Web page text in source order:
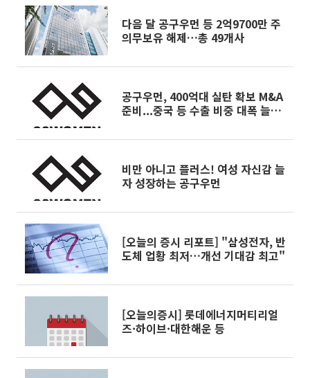
다음 달 공구우먼 등 2억9700만 주
의무보유 해제…총 49개사
공구우먼, 400억대 실탄 확보 M&A
준비...중국 등 수출 비중 대폭 늘린
비만 아니고 플러스! 여성 자신감 늘
자 성장하는 공구우먼
[오늘의 증시 리포트] "삼성전자, 반
도체 업황 최저…개선 기대감 최고"
[오늘의증시] 롯데에너지머티리얼
즈·하이브·대한해운 등